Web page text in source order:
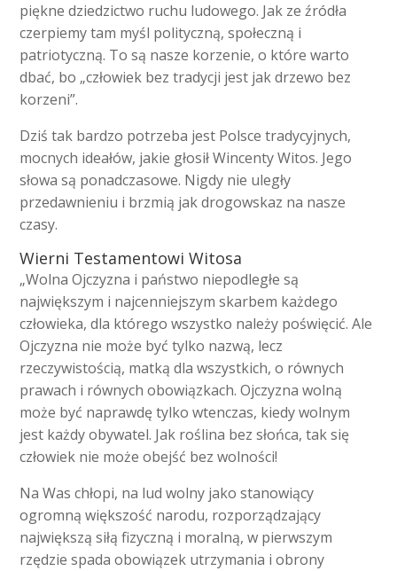
piękne dziedzictwo ruchu ludowego. Jak ze źródła
czerpiemy tam myśl polityczną, społeczną i
patriotyczną. To są nasze korzenie, o które warto
dbać, bo „człowiek bez tradycji jest jak drzewo bez
korzeni”.
Dziś tak bardzo potrzeba jest Polsce tradycyjnych,
mocnych ideałów, jakie głosił Wincenty Witos. Jego
słowa są ponadczasowe. Nigdy nie uległy
przedawnieniu i brzmią jak drogowskaz na nasze
czasy.
Wierni Testamentowi Witosa
„Wolna Ojczyzna i państwo niepodległe są
największym i najcenniejszym skarbem każdego
człowieka, dla którego wszystko należy poświęcić. Ale
Ojczyzna nie może być tylko nazwą, lecz
rzeczywistością, matką dla wszystkich, o równych
prawach i równych obowiązkach. Ojczyzna wolną
może być naprawdę tylko wtenczas, kiedy wolnym
jest każdy obywatel. Jak roślina bez słońca, tak się
człowiek nie może obejść bez wolności!
Na Was chłopi, na lud wolny jako stanowiący
ogromną większość narodu, rozporządzający
największą siłą fizyczną i moralną, w pierwszym
rzędzie spada obowiązek utrzymania i obrony